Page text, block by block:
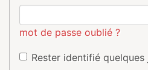
mot de passe oublié ?
Rester identifié quelques